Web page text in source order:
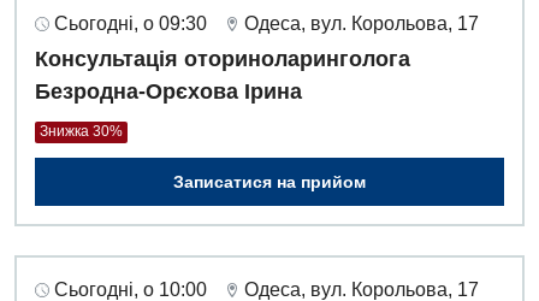
Сьогодні, о 09:30 Одеса, вул. Корольова, 17
Консультація оториноларинголога
Безродна-Орєхова Ірина
Знижка 30%
Записатися на прийом
Сьогодні, о 10:00 Одеса, вул. Корольова, 17